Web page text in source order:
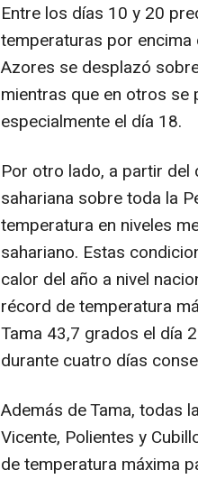
Entre los días 10 y 20
temperaturas por encima
Azores se desplazó
mientras que en otros
especialmente el día 18.
Por otro lado, a partir del
sahariana sobre toda la
temperatura en niveles
sahariano. Estas
calor del año a nivel
récord de temperatura
Tama 43,7 grados el día
durante cuatro días
Además de Tama, todas
Vicente, Polientes y
de temperatura máxima